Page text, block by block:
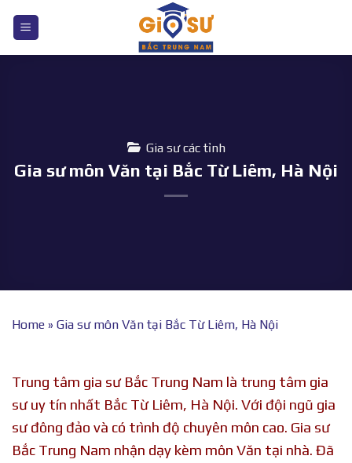
nội
Gia sư các tỉnh
Gia sư môn Văn tại Bắc Từ Liêm, Hà Nội
Home » Gia sư môn Văn tại Bắc Từ Liêm, Hà Nội
Trung tâm gia sư Bắc Trung Nam là trung tâm gia
sư uy tín nhất Bắc Từ Liêm, Hà Nội. Với đội ngũ gia
sư đông đảo và có trình độ chuyên môn cao. Gia sư
Bắc Trung Nam nhận dạy kèm môn Văn tại nhà. Đã